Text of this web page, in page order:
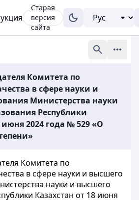
Старая
версия
сайта
Комитета по
в сфере науки и
Министерства науки
Республики
июня 2024 года № 529 «О
Комитета по
в сфере науки и высшего
науки и высшего
Казахстан от 18 июня